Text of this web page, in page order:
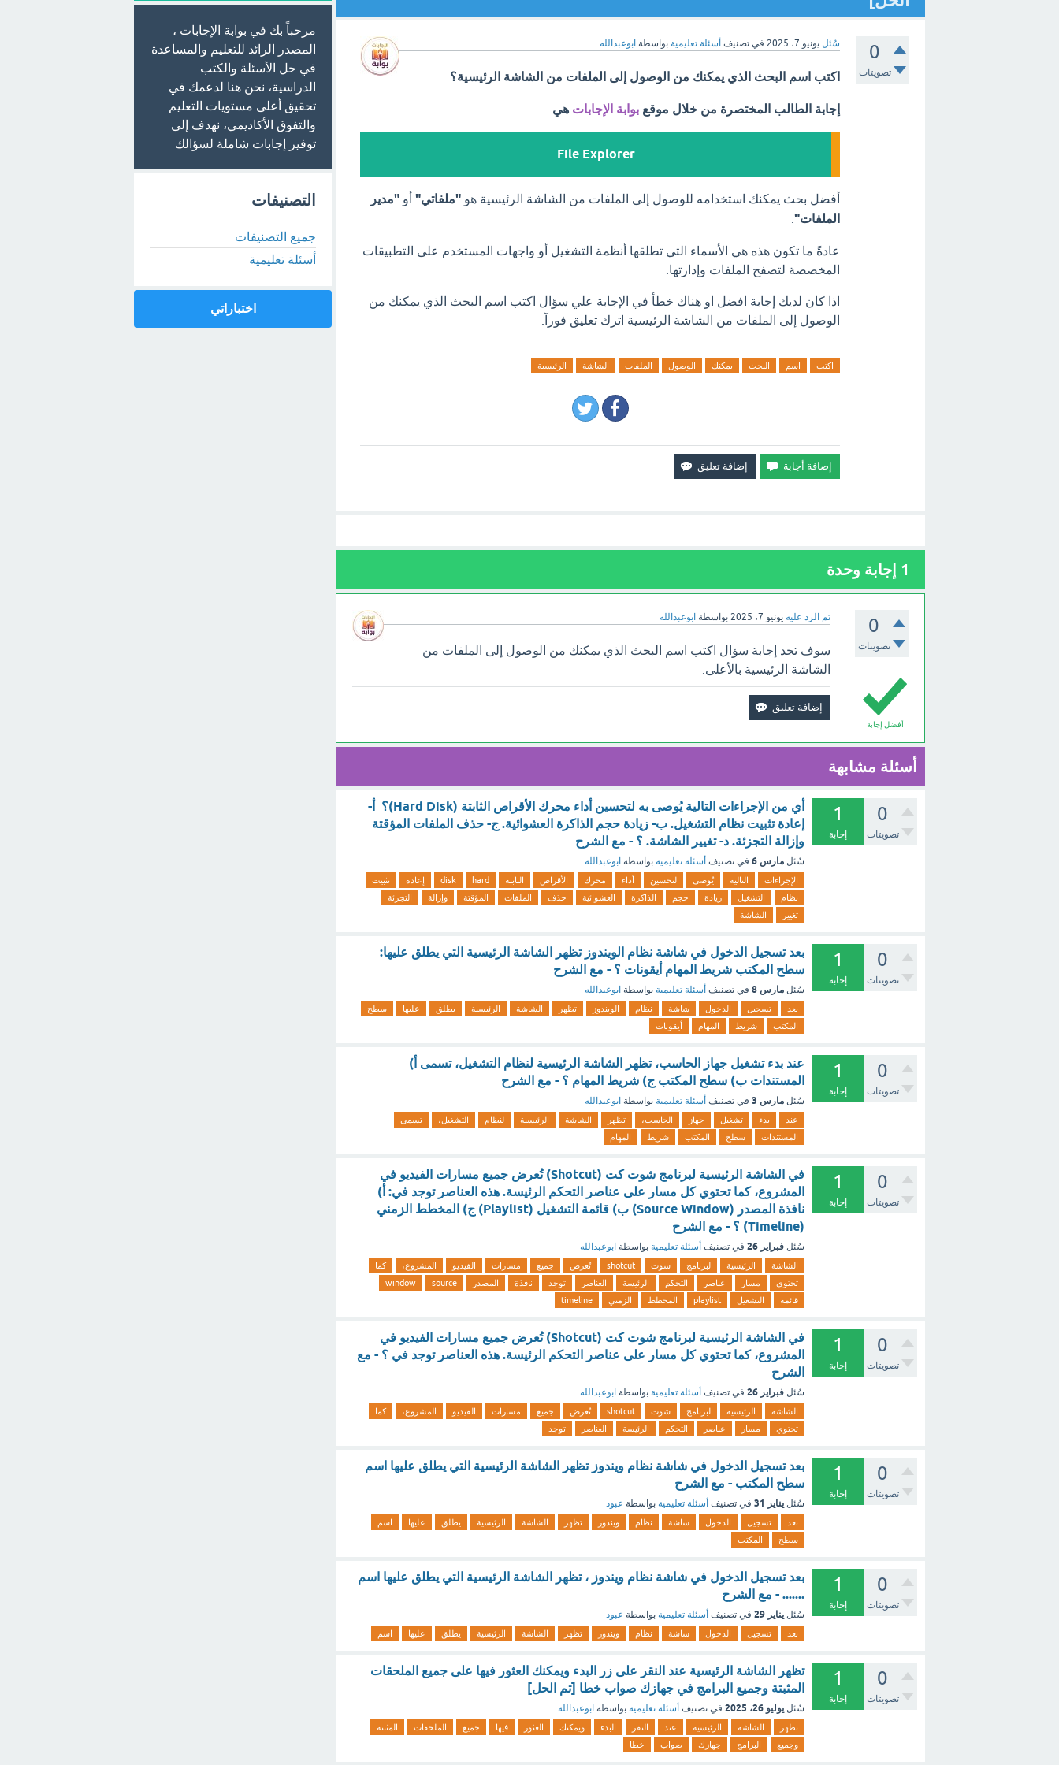
0
تصويتات
سُئل يونيو 7، 2025 في تصنيف أسئلة تعليمية بواسطة ابوعبدالله
اكتب اسم البحث الذي يمكنك من الوصول إلى الملفات من الشاشة الرئيسية؟
إجابة الطالب المختصرة من خلال موقع بوابة الإجابات هي
File Explorer
أفضل بحث يمكنك استخدامه للوصول إلى الملفات من الشاشة الرئيسية هو "ملفاتي" أو "مدير
الملفات"
عادةً ما تكون هذه هي الأسماء التي تطلقها أنظمة التشغيل أو واجهات المستخدم على التطبيقات
المخصصة لتصفح الملفات وإدارتها.
اذا كان لديك إجابة افضل او هناك خطأ في الإجابة علي سؤال اكتب اسم البحث الذي يمكنك من
الوصول إلى الملفات من الشاشة الرئيسية اترك تعليق فورآ.
اكتب اسم البحث يمكنك الوصول الملفات الشاشة الرئيسية
1 إجابة وحدة
0
تصويتات
تم الرد عليه يونيو 7، 2025 بواسطة ابوعبدالله
أفضل إجابة
سوف تجد إجابة سؤال اكتب اسم البحث الذي يمكنك من الوصول إلى الملفات من
الشاشة الرئيسية بالأعلى.
أسئلة مشابهة
0
تصويتات
1
إجابة
أي من الإجراءات التالية يُوصى به لتحسين أداء محرك الأقراص الثابتة (Hard Disk)؟ أ-
إعادة تثبيت نظام التشغيل. ب- زيادة حجم الذاكرة العشوائية. ج- حذف الملفات المؤقتة
وإزالة التجزئة. د- تغيير الشاشة. ؟ - مع الشرح
سُئل مارس 6 في تصنيف أسئلة تعليمية بواسطة ابوعبدالله
الإجراءات التالية يُوصى لتحسين أداء محرك الأقراص الثابتة hard
disk إعادة
تثبيت
نظام
التشغيل زيادة حجم الذاكرة العشوائية حذف الملفات المؤقتة وإزالة
التجزئة
تغيير
الشاشة
0
تصويتات
1
إجابة
بعد تسجيل الدخول في شاشة نظام الويندوز تظهر الشاشة الرئيسية التي يطلق عليها:
سطح المكتب شريط المهام أيقونات ؟ - مع الشرح
سُئل مارس 8 في تصنيف أسئلة تعليمية بواسطة ابوعبدالله
بعد تسجيل الدخول شاشة نظام الويندوز تظهر الشاشة الرئيسية يطلق عليها
سطح
المكتب
شريط المهام أيقونات
0
تصويتات
1
إجابة
عند بدء تشغيل جهاز الحاسب، تظهر الشاشة الرئيسية لنظام التشغيل، تسمى أ)
المستندات ب) سطح المكتب ج) شريط المهام ؟ - مع الشرح
سُئل مارس 3 في تصنيف أسئلة تعليمية بواسطة ابوعبدالله
عند بدء تشغيل جهاز الحاسب، تظهر الشاشة الرئيسية لنظام التشغيل،
تسمى
المستندات
سطح المكتب شريط المهام
0
تصويتات
1
إجابة
في الشاشة الرئيسية لبرنامج شوت كت (Shotcut) تُعرض جميع مسارات الفيديو في
المشروع، كما تحتوي كل مسار على عناصر التحكم الرئيسة. هذه العناصر توجد في: أ)
نافذة المصدر (Source Window) ب) قائمة التشغيل (Playlist) ج) المخطط الزمني
(Timeline) ؟ - مع الشرح
سُئل فبراير 26 في تصنيف أسئلة تعليمية بواسطة ابوعبدالله
الشاشة الرئيسية لبرنامج شوت shotcut تُعرض جميع مسارات الفيديو المشروع،
كما
تحتوي
مسار عناصر التحكم الرئيسة العناصر توجد نافذة المصدر source
window
قائمة
التشغيل playlist المخطط الزمني timeline
0
تصويتات
1
إجابة
في الشاشة الرئيسية لبرنامج شوت كت (Shotcut) تُعرض جميع مسارات الفيديو في
المشروع، كما تحتوي كل مسار على عناصر التحكم الرئيسة. هذه العناصر توجد في ؟ - مع
الشرح
سُئل فبراير 26 في تصنيف أسئلة تعليمية بواسطة ابوعبدالله
الشاشة الرئيسية لبرنامج شوت shotcut تُعرض جميع مسارات الفيديو المشروع،
كما
تحتوي
مسار عناصر التحكم الرئيسة العناصر توجد
0
تصويتات
1
إجابة
بعد تسجيل الدخول في شاشة نظام ويندوز تظهر الشاشة الرئيسية التي يطلق عليها اسم
سطح المكتب - مع الشرح
سُئل يناير 31 في تصنيف أسئلة تعليمية بواسطة عبود
بعد تسجيل الدخول شاشة نظام ويندوز تظهر الشاشة الرئيسية يطلق عليها
اسم
سطح
المكتب
0
تصويتات
1
إجابة
بعد تسجيل الدخول في شاشة نظام ويندوز ، تظهر الشاشة الرئيسية التي يطلق عليها اسم
....... - مع الشرح
سُئل يناير 29 في تصنيف أسئلة تعليمية بواسطة عبود
بعد تسجيل الدخول شاشة نظام ويندوز تظهر الشاشة الرئيسية يطلق عليها اسم
0
تصويتات
1
إجابة
تظهر الشاشة الرئيسية عند النقر على زر البدء ويمكنك العثور فيها على جميع الملحقات
المثبتة وجميع البرامج في جهازك صواب خطا [تم الحل]
سُئل يوليو 26، 2025 في تصنيف أسئلة تعليمية بواسطة ابوعبدالله
تظهر الشاشة الرئيسية عند النقر البدء ويمكنك العثور فيها جميع الملحقات
المثبتة
وجميع
البرامج جهازك صواب خطا
مرحباً بك في بوابة الإجابات ،
المصدر الرائد للتعليم والمساعدة
في حل الأسئلة والكتب
الدراسية، نحن هنا لدعمك في
تحقيق أعلى مستويات التعليم
والتفوق الأكاديمي، نهدف إلى
توفير إجابات شاملة لسؤالك
التصنيفات
جميع التصنيفات
أسئلة تعليمية
اختباراتي